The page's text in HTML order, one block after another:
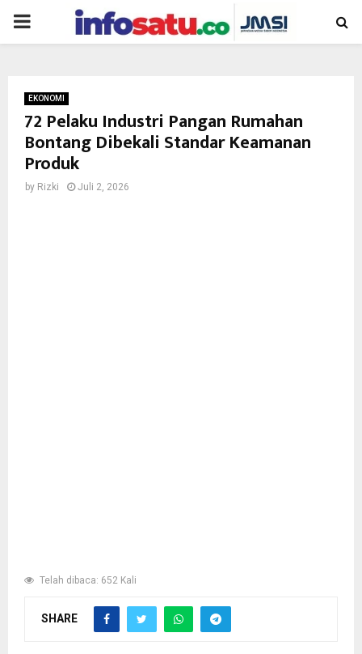
PRIMARY
EKONOMI
72 Pelaku Industri Pangan Rumahan
Bontang Dibekali Standar Keamanan
Produk
by Rizki Juli 2, 2026
Telah dibaca: 652 Kali
SHARE